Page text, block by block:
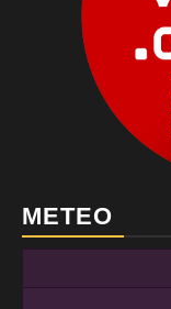
METEO